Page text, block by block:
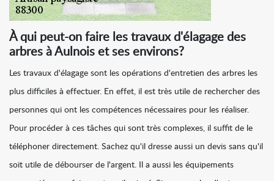
À qui peut-on faire les travaux d'élagage des
arbres à Aulnois et ses environs?
Les travaux d'élagage sont les opérations d'entretien des arbres les
plus difficiles à effectuer. En effet, il est très utile de rechercher des
personnes qui ont les compétences nécessaires pour les réaliser.
Pour procéder à ces tâches qui sont très complexes, il suffit de le
téléphoner directement. Sachez qu'il dresse aussi un devis sans qu'il
soit utile de débourser de l'argent. Il a aussi les équipements